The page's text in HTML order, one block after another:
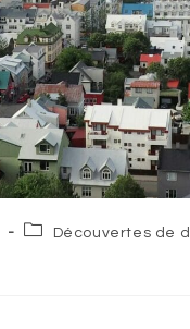
PostDécouvertes de